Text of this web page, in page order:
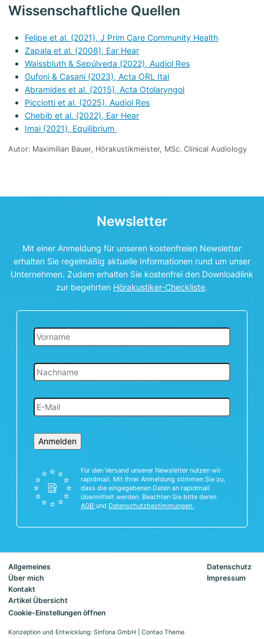
Wissenschaftliche Quellen
Felipe et al. (2021), J Prim Care Community Health
Zapala et al. (2008), Ear Hear
Waissbluth & Sepúlveda (2022), Audiol Res
Gufoni & Casani (2023), Acta ORL Ital
Abramides et al. (2015), Acta Otolaryngol
Picciotti et al. (2025), Audiol Res
Chebib et al. (2022), Ear Hear
Imai (2021), Equilibrium
Autor: Maximilian Bauer, Hörakustikmeister, MSc. Clinical Audiology
Newsletter
Mit einer Anmeldung für unseren kostenfreien Newsletter
erhalten Sie regelmäßig aktuelle Informationen rund um unser
Unternehmen. Zudem erhalten Sie kostenfrei den Downloadlink
zur begehrten Hörakustiker-Checkliste.
Anmelden
Für den Versand unserer Newsletter nutzen wir
rapidmail. Mit Ihrer Anmeldung stimmen Sie zu,
dass die eingegebenen Daten an rapidmail
übermittelt werden. Beachten Sie bitte deren
AGB und Datenschutzbestimmungen .
Allgemeines
Über mich
Kontakt
Artikel Übersicht
Datenschutz
Impressum
Cookie-Einstellungen öffnen
Konzeption und Entwicklung: Sinfona GmbH
Contao Theme